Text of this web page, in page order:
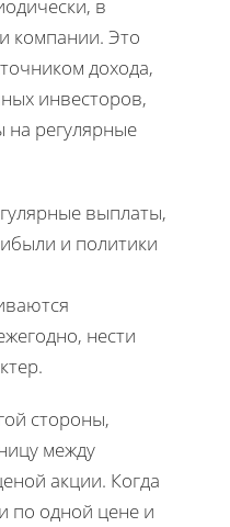
в
компании. Это
дохода,
инвесторов,
регулярные
выплаты,
и политики
нести
стороны,
между
акции. Когда
по одной цене и